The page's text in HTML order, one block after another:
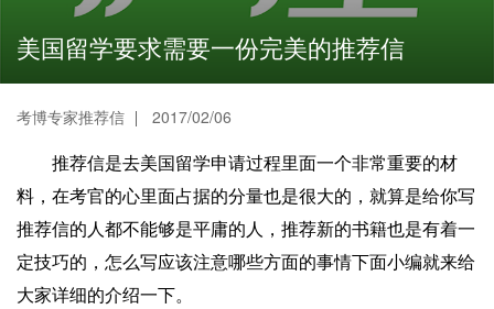
美国留学要求需要一份完美的推荐信
考博专家推荐信 2017/02/06
推荐信是去美国留学申请过程里面一个非常重要的材
料，在考官的心里面占据的分量也是很大的，就算是给你写
推荐信的人都不能够是平庸的人，推荐新的书籍也是有着一
定技巧的，怎么写应该注意哪些方面的事情下面小编就来给
大家详细的介绍一下。